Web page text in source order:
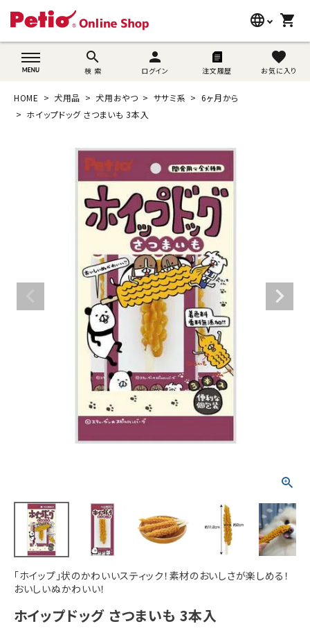
language
wovn-lang-name
shopping_cart
search
検 索
person
ログイン 注文履歴
favorite
お気に入り
search
猫用品
うさぎ用品
ブランド別に探す
目的別に探す
ご利用案内
ACCOUNT MENU
ようこそ ゲスト 様
person 新規会員登録
HOME 犬用品 犬用おやつ ササミ系
6ヶ月から
ホイップドッグ さつまいも 3本入
「ホイップ」状のかわいいスティック！素材のおいしさが楽しめる！
おいしいぬかわいい！
ホイップドッグ さつまいも 3本入